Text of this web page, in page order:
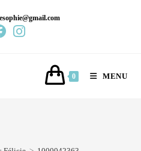
0 MENU